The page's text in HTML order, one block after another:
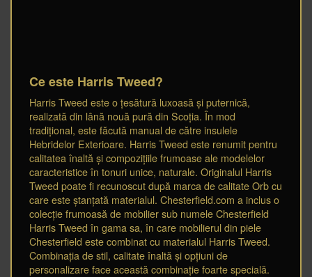
Ce este Harris Tweed?
Harris Tweed este o țesătură luxoasă și puternică,
realizată din lână nouă pură din Scoția. În mod
tradițional, este făcută manual de către insulele
Hebridelor Exterioare. Harris Tweed este renumit pentru
calitatea înaltă și compozițiile frumoase ale modelelor
caracteristice în tonuri unice, naturale. Originalul Harris
Tweed poate fi recunoscut după marca de calitate Orb cu
care este ștanțată materialul. Chesterfield.com a inclus o
colecție frumoasă de mobilier sub numele Chesterfield
Harris Tweed în gama sa, în care mobilierul din piele
Chesterfield este combinat cu materialul Harris Tweed.
Combinația de stil, calitate înaltă și opțiuni de
personalizare face această combinație foarte specială.